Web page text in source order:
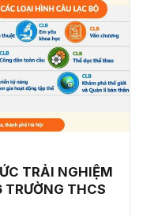
TRẢI NGHIỆM
THCS